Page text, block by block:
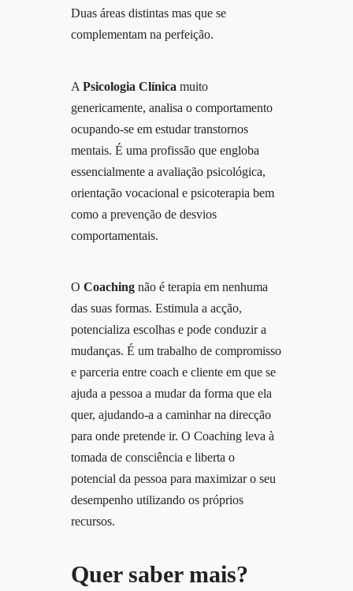
Duas áreas distintas mas que se
complementam na perfeição.
A Psicologia Clínica muito
genericamente, analisa o comportamento
ocupando-se em estudar transtornos
mentais. É uma profissão que engloba
essencialmente a avaliação psicológica,
orientação vocacional e psicoterapia bem
como a prevenção de desvios
comportamentais.
O Coaching não é terapia em nenhuma
das suas formas. Estimula a acção,
potencializa escolhas e pode conduzir a
mudanças. É um trabalho de compromisso
e parceria entre coach e cliente em que se
ajuda a pessoa a mudar da forma que ela
quer, ajudando-a a caminhar na direcção
para onde pretende ir. O Coaching leva à
tomada de consciência e liberta o
potencial da pessoa para maximizar o seu
desempenho utilizando os próprios
recursos.
Quer saber mais?